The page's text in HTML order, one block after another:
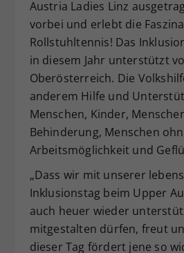
Austria Ladies Linz
vorbei und erlebt die
Rollstuhltennis! Das
in diesem Jahr unterstützt
Oberösterreich. Die
anderem Hilfe und
Menschen, Kinder,
Behinderung, Menschen
Arbeitsmöglichkeit und
„Dass wir mit unserer
Inklusionstag beim Upper
auch heuer wieder
mitgestalten dürfen, freut
dieser Tag fördert jene so